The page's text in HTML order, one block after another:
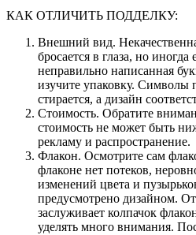
КАК ОТЛИЧИТЬ ПОДДЕЛКУ:
Внешний вид.
бросается в глаза, но
неправильно написанная
изучите упаковку. Символы
стирается, а дизайн
Стоимость. Обратите
стоимость не может быть
рекламу и распространение.
Флакон. Осмотрите сам
флаконе нет потеков,
изменений цвета и
предусмотрено дизайном.
заслуживает колпачок
уделять много внимания.